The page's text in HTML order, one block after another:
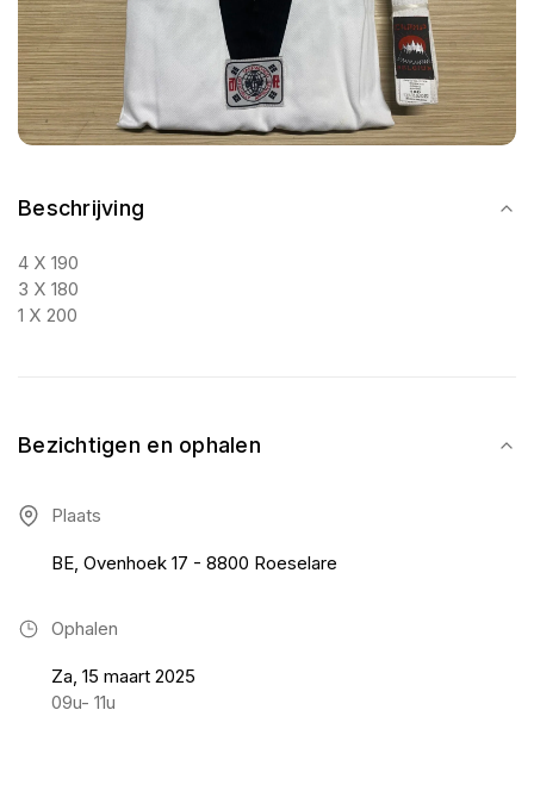
Beschrijving
4 X 190
3 X 180
1 X 200
Bezichtigen en ophalen
Plaats
BE, Ovenhoek 17 - 8800 Roeselare
Ophalen
Za, 15 maart 2025
09u- 11u